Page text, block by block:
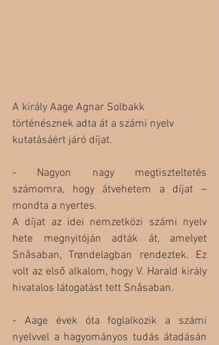
A király Aage Agnar Solbakk
történésznek adta át a számi nyelv
kutatásáért járó díjat.
- Nagyon nagy megtiszteltetés
számomra, hogy átvehetem a díjat –
mondta a nyertes.
A díjat az idei nemzetközi számi nyelv
hete megnyitóján adták át, amelyet
Snåsaban, Trøndelagban rendeztek. Ez
volt az első alkalom, hogy V. Harald király
hivatalos látogatást tett Snåsaban.
- Aage évek óta foglalkozik a számi
nyelvvel a hagyományos tudás átadásán